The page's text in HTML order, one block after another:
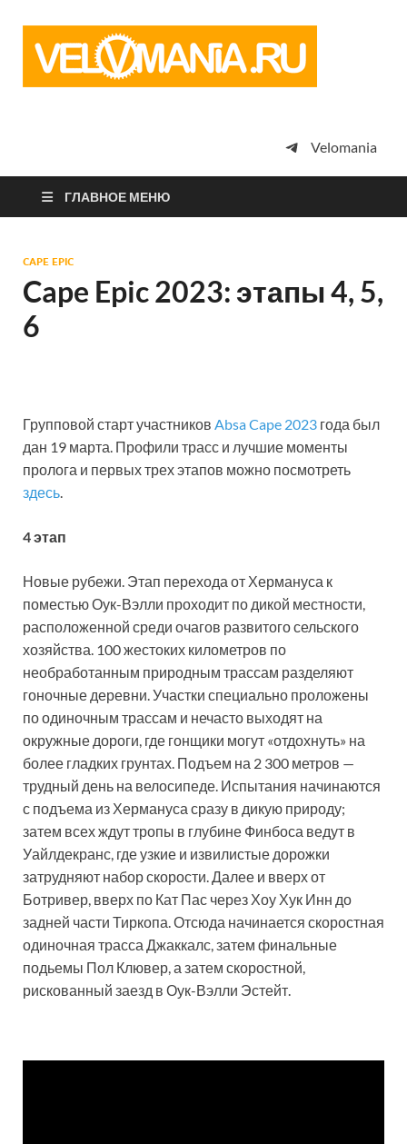
просто
Velomania
ГЛАВНОЕ МЕНЮ
CAPE EPIC
Cape Epic 2023: этапы 4, 5,
6
Групповой старт участников Absa Cape 2023 года был
дан 19 марта. Профили трасс и лучшие моменты
пролога и первых трех этапов можно посмотреть
здесь.
4 этап
Новые рубежи. Этап перехода от Хермануса к
поместью Оук-Вэлли проходит по дикой местности,
расположенной среди очагов развитого сельского
хозяйства. 100 жестоких километров по
необработанным природным трассам разделяют
гоночные деревни. Участки специально проложены
по одиночным трассам и нечасто выходят на
окружные дороги, где гонщики могут «отдохнуть» на
более гладких грунтах. Подъем на 2 300 метров —
трудный день на велосипеде. Испытания начинаются
с подъема из Хермануса сразу в дикую природу;
затем всех ждут тропы в глубине Финбоса ведут в
Уайлдекранс, где узкие и извилистые дорожки
затрудняют набор скорости. Далее и вверх от
Ботривер, вверх по Кат Пас через Хоу Хук Инн до
задней части Тиркопа. Отсюда начинается скоростная
одиночная трасса Джаккалс, затем финальные
подьемы Пол Клювер, а затем скоростной,
рискованный заезд в Оук-Вэлли Эстейт.